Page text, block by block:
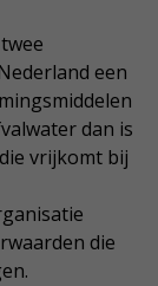
een
dan is
vrijkomt bij
die